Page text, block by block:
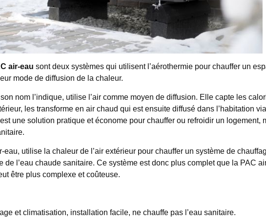
air-eau sont deux systèmes qui utilisent l’aérothermie pour chauffer un
mode de diffusion de la chaleur.
nom l’indique, utilise l’air comme moyen de diffusion. Elle capte les
les transforme en air chaud qui est ensuite diffusé dans l’habitation
une solution pratique et économe pour chauffer ou refroidir un logement,
eau, utilise la chaleur de l’air extérieur pour chauffer un système de
de l’eau chaude sanitaire. Ce système est donc plus complet que la PAC
être plus complexe et coûteuse.
et climatisation, installation facile, ne chauffe pas l’eau sanitaire.